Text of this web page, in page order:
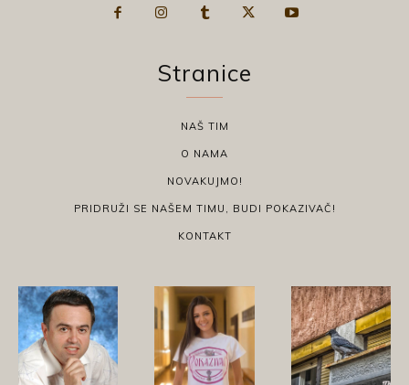
Stranice
NAŠ TIM
O NAMA
NOVAKUJMO!
PRIDRUŽI SE NAŠEM TIMU, BUDI POKAZIVAČ!
KONTAKT